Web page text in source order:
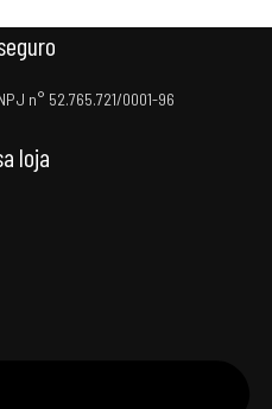
n° 52.765.721/0001-96
loja